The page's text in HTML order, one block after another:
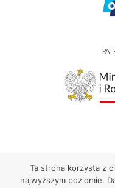
Ta strona korzysta z
najwyższym poziomie.